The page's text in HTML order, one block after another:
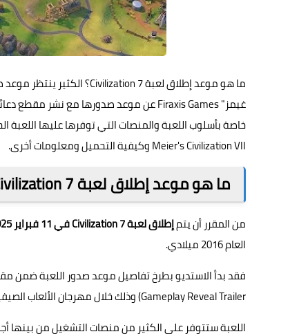
Meier's Civilization VII وكيفية التحميل ومعلومات أخرى.
ما هو موعد إطلاق لعبة Civilization 7
من المقرر أن يتمإطلاق لعبة Civilization 7 في 11 فبراير 2025
العام 2016 ميلادي.
Gameplay Reveal Trailer) وذلك خلال مهرجان الألعاب الصيفينة للعام الجاري وفيه تم تحديد موعد الصدور في Gamescom 2024.